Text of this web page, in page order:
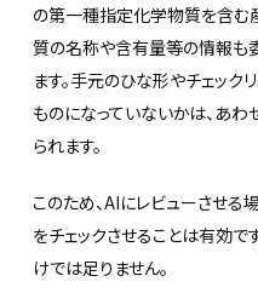
の第一種指定化学物質を含む
質の名称や含有量等の情報も
ます。手元のひな形やチェック
ものになっていないかは、あ
られます。
このため、AIにレビューさせ
をチェックさせることは有効で
けでは足りません。